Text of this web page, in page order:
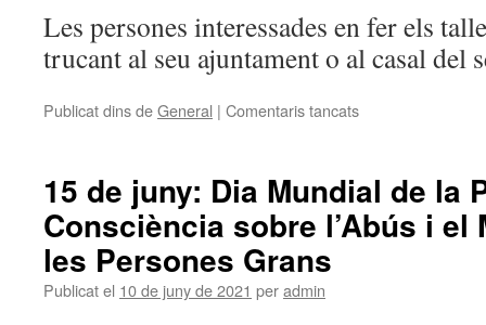
Les persones interessades en fer els
trucant al seu ajuntament o al casal del
Publicat dins deGeneral | Comentaris tancats
digitalització
per
a
gent
15 de juny: Dia Mundial de la
Consciència sobre l’Abús i el
les Persones Grans
Publicat el 10 de juny de 2021 peradmin